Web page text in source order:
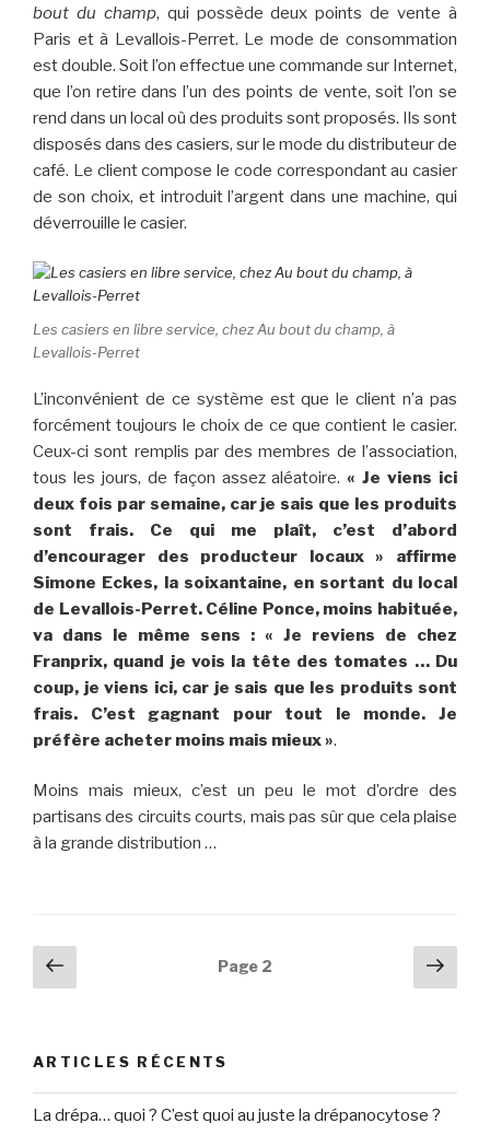
bout du champ, qui possède deux points de vente à
Paris et à Levallois-Perret. Le mode de consommation
est double. Soit l’on effectue une commande sur Internet,
que l’on retire dans l’un des points de vente, soit l’on se
rend dans un local où des produits sont proposés. Ils sont
disposés dans des casiers, sur le mode du distributeur de
café. Le client compose le code correspondant au casier
de son choix, et introduit l’argent dans une machine, qui
déverrouille le casier.
Les casiers en libre service, chez Au bout du champ, à
Levallois-Perret
L’inconvénient de ce système est que le client n’a pas
forcément toujours le choix de ce que contient le casier.
Ceux-ci sont remplis par des membres de l’association,
tous les jours, de façon assez aléatoire.« Je viens ici
deux fois par semaine, car je sais que les produits
sont frais. Ce qui me plaît, c’est d’abord
d’encourager des producteur locaux » affirme
Simone Eckes, la soixantaine, en sortant du local
de Levallois-Perret. Céline Ponce, moins habituée,
va dans le même sens : « Je reviens de chez
Franprix, quand je vois la tête des tomates … Du
coup, je viens ici, car je sais que les produits sont
frais. C’est gagnant pour tout le monde. Je
préfère acheter moins mais mieux ».
Moins mais mieux, c’est un peu le mot d’ordre des
partisans des circuits courts, mais pas sûr que cela plaise
à la grande distribution …
Navigation
desprécédente
Page 2
ARTICLES RÉCENTS
La drépa… quoi ? C’est quoi au juste la drépanocytose ?